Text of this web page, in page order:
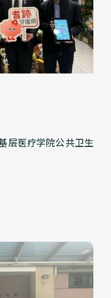
层医疗学院公共卫生